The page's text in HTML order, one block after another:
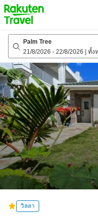
to
top
page
Palm Tree
21/8/2026 - 22/8/2026 ทั้ง
วิลลา